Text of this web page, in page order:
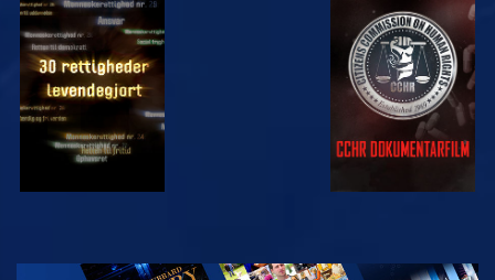
SE SE
SE
UDFORSK